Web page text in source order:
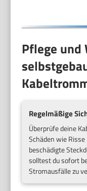
Pflege
Regelmäßige
Überprüfe deine
Schäden wie
beschädigte
solltest du sofort
Stromausfälle zu